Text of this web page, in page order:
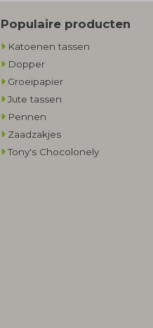
Populaire producten
Katoenen tassen
Dopper
Groeipapier
Jute tassen
Pennen
Zaadzakjes
Tony's Chocolonely